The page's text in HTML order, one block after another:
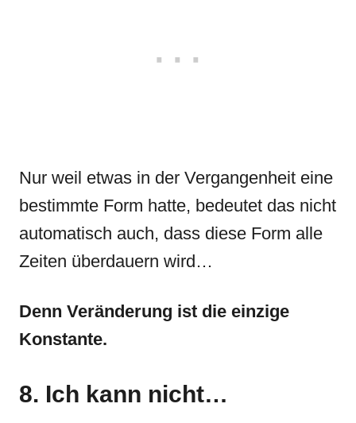
Nur weil etwas in der Vergangenheit eine
bestimmte Form hatte, bedeutet das nicht
automatisch auch, dass diese Form alle
Zeiten überdauern wird…
Denn Veränderung ist die einzige
Konstante.
8. Ich kann nicht…